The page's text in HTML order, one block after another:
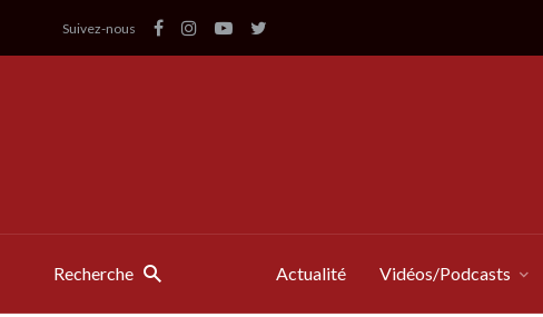
Suivez-nous
Recherche Actualité Vidéos/Podcasts